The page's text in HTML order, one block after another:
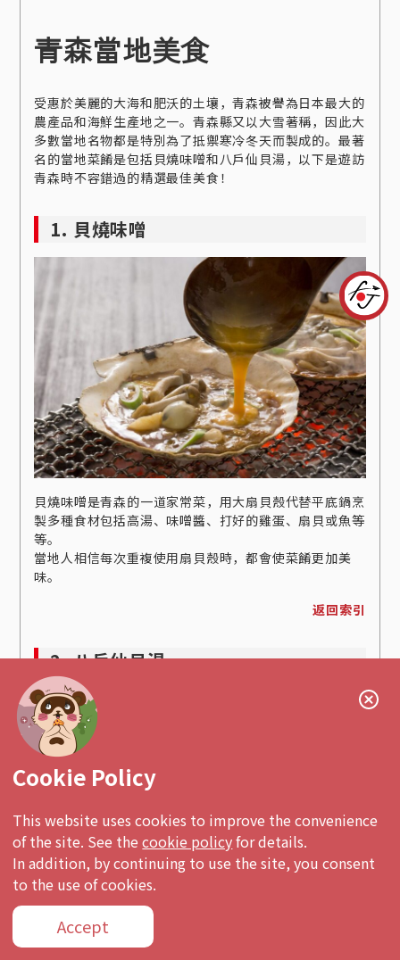
青森當地美食
受惠於美麗的大海和肥沃的土壤，青森被譽為日本最大的
農產品和海鮮生產地之一。青森縣又以大雪著稱，因此大
多數當地名物都是特別為了抵禦寒冷冬天而製成的。最著
名的當地菜餚是包括貝燒味噌和八戶仙貝湯，以下是遊訪
青森時不容錯過的精選最佳美食！
1. 貝燒味噌
貝燒味噌是青森的一道家常菜，用大扇貝殼代替平底鍋烹
製多種食材包括高湯、味噌醬、打好的雞蛋、扇貝或魚等
等。
當地人相信每次重複使用扇貝殼時，都會使菜餚更加美
味。
返回索引
2. 八戶仙貝湯
八戶仙貝湯是青森縣八戶市的傳統菜餚，做法是在用雞肉
或豬肉製成的湯中加入一種叫做“仙貝”的米果。湯通常
Cookie Policy
This website uses cookies to improve the convenience
of the site. See thecookie policyfor details.
In addition, by continuing to use the site, you consent
to the use of cookies.
Accept